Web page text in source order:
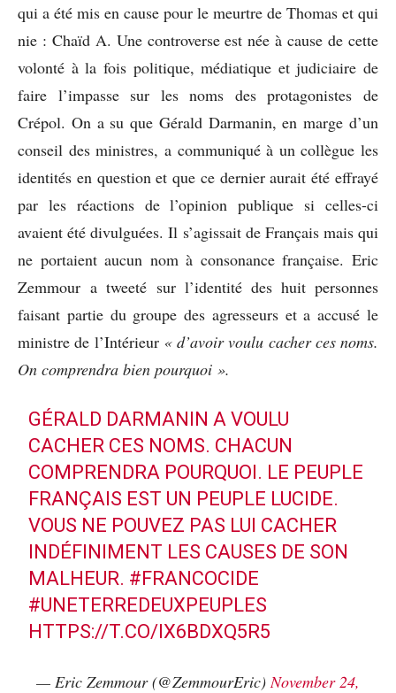
qui a été mis en cause pour le meurtre de Thomas et qui
nie : Chaïd A. Une controverse est née à cause de cette
volonté à la fois politique, médiatique et judiciaire de
faire l’impasse sur les noms des protagonistes de
Crépol. On a su que Gérald Darmanin, en marge d’un
conseil des ministres, a communiqué à un collègue les
identités en question et que ce dernier aurait été effrayé
par les réactions de l’opinion publique si celles-ci
avaient été divulguées. Il s’agissait de Français mais qui
ne portaient aucun nom à consonance française. Eric
Zemmour a tweeté sur l’identité des huit personnes
faisant partie du groupe des agresseurs et a accusé le
ministre de l’Intérieur « d’avoir voulu cacher ces noms.
On comprendra bien pourquoi ».
GÉRALD DARMANIN A VOULU
CACHER CES NOMS. CHACUN
COMPRENDRA POURQUOI. LE PEUPLE
FRANÇAIS EST UN PEUPLE LUCIDE.
VOUS NE POUVEZ PAS LUI CACHER
INDÉFINIMENT LES CAUSES DE SON
MALHEUR. #FRANCOCIDE
#UNETERREDEUXPEUPLES
HTTPS://T.CO/IX6BDXQ5R5
— Eric Zemmour (@ZemmourEric) November 24,